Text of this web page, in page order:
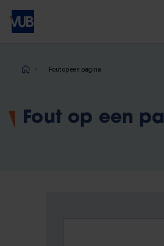
Overslaan
naar
inhoudKruimelpad
Fout op een pagina
Fout op een